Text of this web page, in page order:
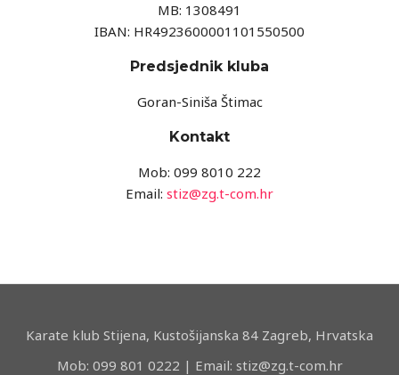
MB: 1308491
IBAN: HR4923600001101550500
Predsjednik kluba
Goran-Siniša Štimac
Kontakt
Mob: 099 8010 222
Email: stiz@zg.t-com.hr
Karate klub Stijena, Kustošijanska 84 Zagreb, Hrvatska
Mob: 099 801 0222 | Email: stiz@zg.t-com.hr